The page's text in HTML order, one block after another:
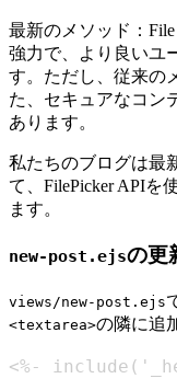
最新のメソッド：File
強力で、より良いユ
す。ただし、従来の
た、セキュアなコン
あります。
私たちのブログは最
て、FilePicker APIを
ます。
new-post.ejsの更
views/new-post.ejs
<textarea>の隣に追